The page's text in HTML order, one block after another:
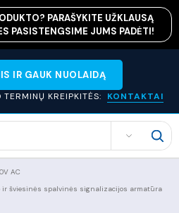
PARAŠYKITE UŽKLAUSĄ
PASISTENGSIME JUMS PADĖTI!
IR GAUK NUOLAIDĄ
KREIPKITĖS: KONTAKTAI
SEARCH
AC
ir šviesinės spalvinės signalizacijos armatūra